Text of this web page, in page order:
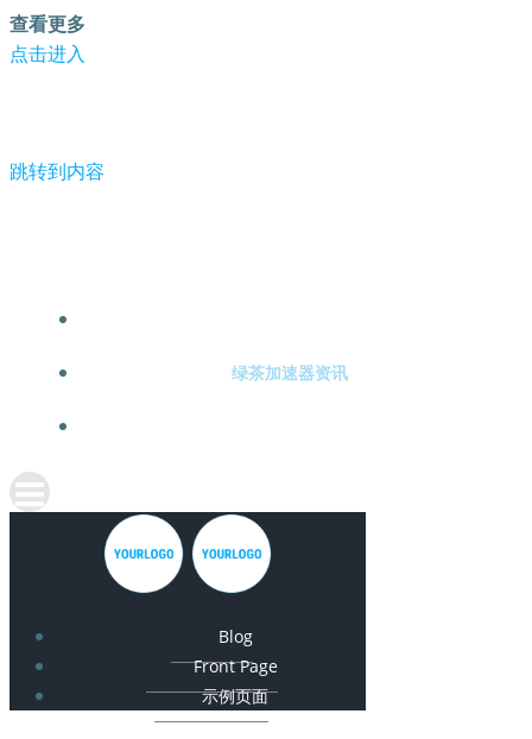
查看更多
点击进入
跳转到内容
绿茶加速器资讯
Blog
Front Page
示例页面